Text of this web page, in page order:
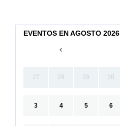
EVENTOS EN AGOSTO 2026
27 28 29 30
3 4 5 6